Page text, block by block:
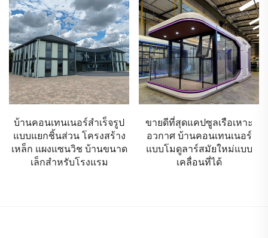
บ้านคอนเทนเนอร์สำเร็จรูป
แบบแยกชิ้นส่วน โครงสร้าง
เหล็ก แผงแซนวิช บ้านขนาด
เล็กสำหรับโรงแรม
ขายดีที่สุดแคปซูลเรือเหาะ
อวกาศ บ้านคอนเทนเนอร์
แบบโมดูลาร์สมัยใหม่แบบ
เคลื่อนที่ได้